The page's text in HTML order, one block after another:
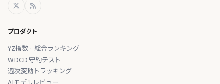
プロダクト
YZ指数 · 総合ランキング
WDCD 守約テスト
週次変動トラッキング
AIモデルレビュー